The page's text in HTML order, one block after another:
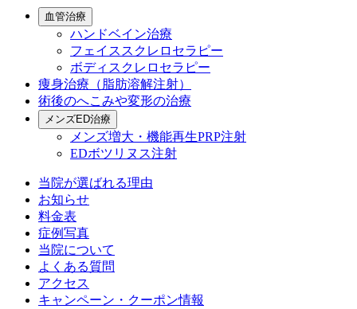
血管治療
ハンドベイン治療
フェイススクレロセラピー
ボディスクレロセラピー
痩身治療（脂肪溶解注射）
術後のへこみや変形の治療
メンズED治療
メンズ増大・機能再生PRP注射
EDボツリヌス注射
当院が選ばれる理由
お知らせ
料金表
症例写真
当院について
よくある質問
アクセス
キャンペーン・クーポン情報